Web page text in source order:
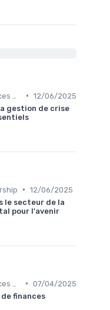
• 12/06/2025
gestion de crise
• 12/06/2025
le secteur de la
pour l'avenir
• 07/04/2025
finances